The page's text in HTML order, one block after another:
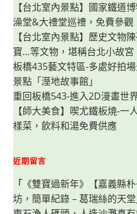
5
～
10
分
鐘，
快
速
端
出
美
味
一
餐！
【台北室內景點】國家鐵道
澡堂&大禮堂巡禮，免費參觀
【台北室內景點】歷史文物
寶…等文物，堪稱台北小故宮
板橋435藝文特區-多處好拍
景點「溼地故事館」
重回板橋543-進入2D漫畫世
【師大美食】喫尤鐵板燒-
樣菜，飲料和湯免費供應
近期留言
「 《雙寶過新年》【嘉義縣
坊，簡單紀錄 – 葛瑞絲的天堂